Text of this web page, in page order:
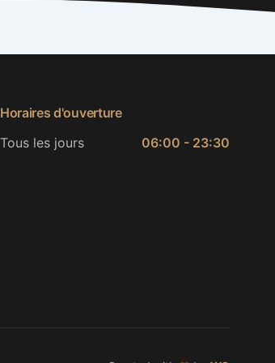
Horaires d'ouverture
Tous les jours
06:00 - 23:30